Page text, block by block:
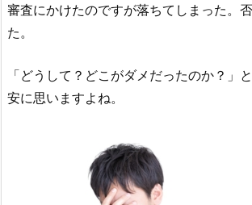
審査にかけたのですが落ちてしまった。
た。
「どうして？どこがダメだったのか？」
安に思いますよね。